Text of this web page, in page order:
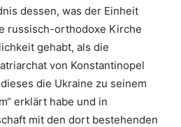
dessen, was der Einheit
russisch-orthodoxe Kirche
gehabt, als die
von Konstantinopel
die Ukraine zu seinem
erklärt habe und in
mit den dort bestehenden